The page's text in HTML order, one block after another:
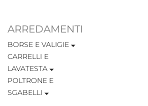
ARREDAMENTI
BORSE E VALIGIE
CARRELLI E
LAVATESTA
POLTRONE E
SGABELLI